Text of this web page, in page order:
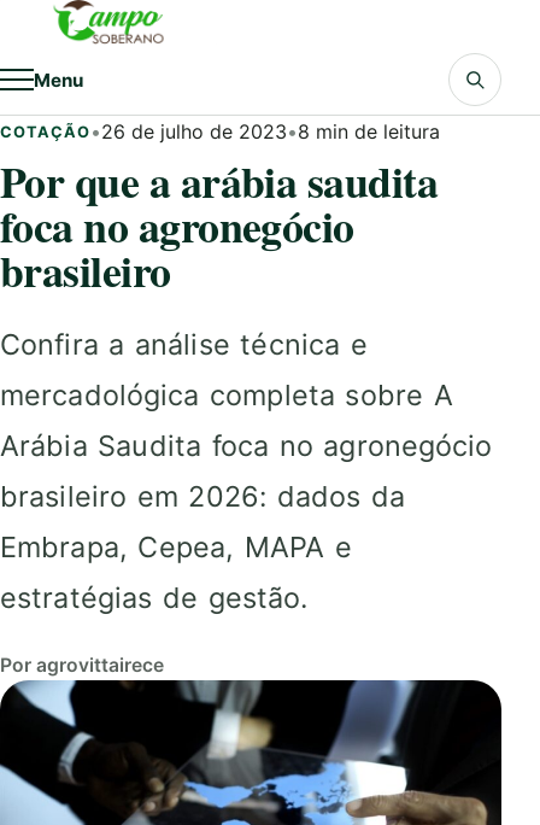
Pular para o conteúdo
Menu
COTAÇÃO •26 de julho de 2023•8 min de leitura
Por que a arábia saudita
foca no agronegócio
brasileiro
Confira a análise técnica e
mercadológica completa sobre A
Arábia Saudita foca no agronegócio
brasileiro em 2026: dados da
Embrapa, Cepea, MAPA e
estratégias de gestão.
Por agrovittairece